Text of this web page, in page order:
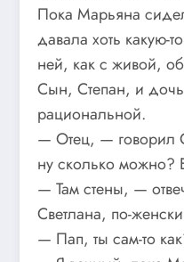
Пока Марьяна
давала хоть какую-
ней, как с живой,
Сын, Степан, и
рациональной.
— Отец, — говорил
ну сколько можно?
— Там стены, —
Светлана, по-
— Пап, ты сам-то